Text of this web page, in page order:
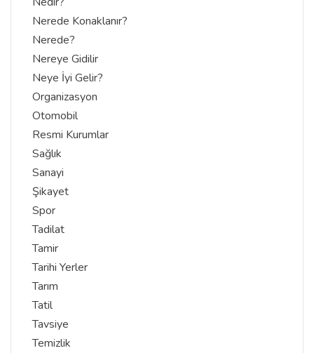
Nerede Konaklanır?
Nerede?
Nereye Gidilir
Neye İyi Gelir?
Organizasyon
Otomobil
Resmi Kurumlar
Sağlık
Sanayi
Şikayet
Spor
Tadilat
Tamir
Tarihi Yerler
Tarım
Tatil
Tavsiye
Temizlik